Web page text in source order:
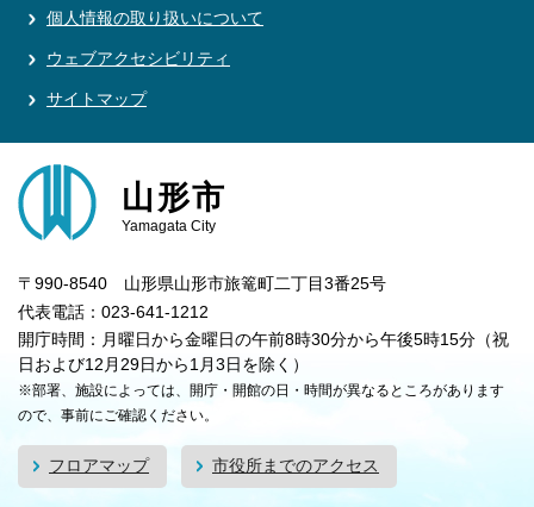
個人情報の取り扱いについて
ウェブアクセシビリティ
サイトマップ
山形市
Yamagata City
〒990-8540 山形県山形市旅篭町二丁目3番25号
代表電話：023-641-1212
開庁時間：月曜日から金曜日の午前8時30分から午後5時15分（祝
日および12月29日から1月3日を除く）
※部署、施設によっては、開庁・開館の日・時間が異なるところがあります
ので、事前にご確認ください。
フロアマップ 市役所までのアクセス